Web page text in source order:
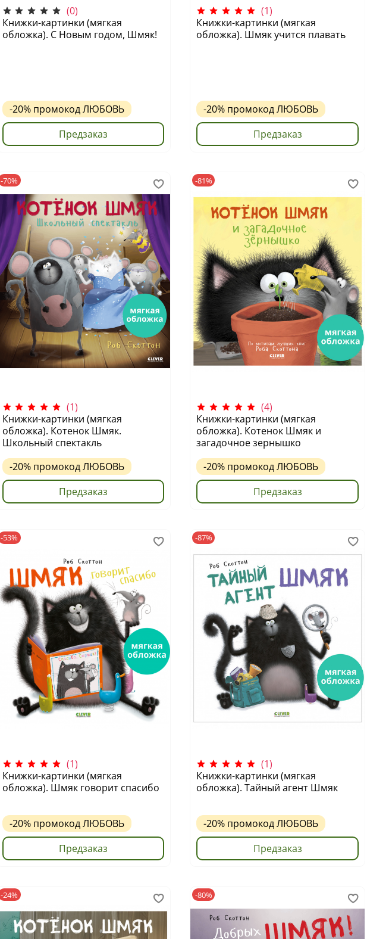
(0)
Книжки-картинки (мягкая
обложка). С Новым годом, Шмяк!
-20% промокодЛЮБОВЬ
Предзаказ
(1)
Книжки-картинки (мягкая
обложка). Шмяк учится плавать
-20% промокодЛЮБОВЬ
Предзаказ
-70%
(1)
Книжки-картинки (мягкая
обложка). Котенок Шмяк.
Школьный спектакль
-20% промокодЛЮБОВЬ
Предзаказ
-81%
(4)
Книжки-картинки (мягкая
обложка). Котенок Шмяк и
загадочное зернышко
-20% промокодЛЮБОВЬ
Предзаказ
-53%
(1)
Книжки-картинки (мягкая
обложка). Шмяк говорит спасибо
-20% промокодЛЮБОВЬ
Предзаказ
-87%
(1)
Книжки-картинки (мягкая
обложка). Тайный агент Шмяк
-20% промокодЛЮБОВЬ
Предзаказ
-24% -80%